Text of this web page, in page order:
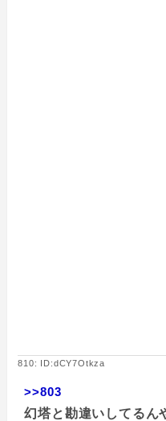
810: ID:dCY7Otkza
>>803
幻塔と勘違いしてるん